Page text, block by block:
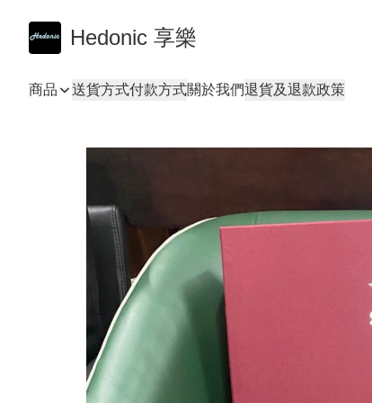
Hedonic 享樂
商品 送貨方式付款方式關於我們退貨及退款政策